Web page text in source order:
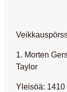
1. Morten
Taylor
Yleisöä: 1410